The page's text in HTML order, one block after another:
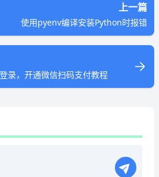
上一篇
使用pyenv编译安装Python时报错
录，开通微信扫码支付教程